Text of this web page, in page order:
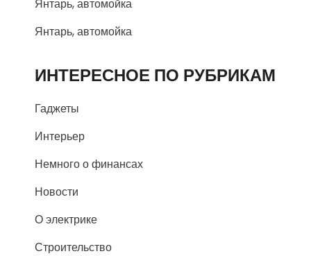
Янтарь, автомойка
Янтарь, автомойка
ИНТЕРЕСНОЕ ПО РУБРИКАМ
Гаджеты
Интерьер
Немного о финансах
Новости
О электрике
Строительство